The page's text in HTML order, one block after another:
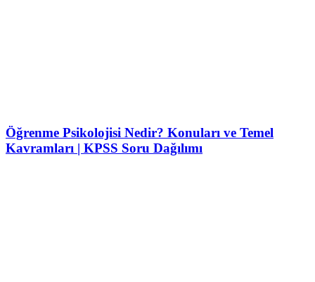
Öğrenme Psikolojisi Nedir? Konuları ve Temel
Kavramları | KPSS Soru Dağılımı